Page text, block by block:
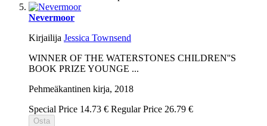
Nevermoor
Kirjailija Jessica Townsend
WINNER OF THE WATERSTONES CHILDREN''S
BOOK PRIZE YOUNGE ...
Pehmeäkantinen kirja, 2018
Special Price 14.73 € Regular Price 26.79 €
Osta